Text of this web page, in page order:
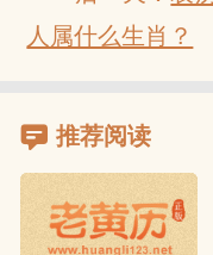
人属什么生肖？
推荐阅读